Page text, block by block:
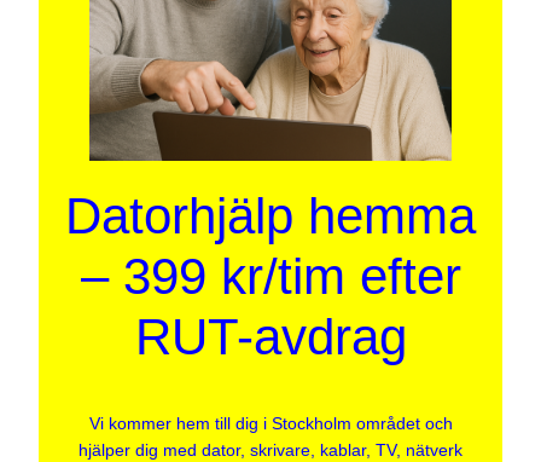
Datorhjälp hemma
– 399 kr/tim efter
RUT-avdrag
Vi kommer hem till dig i Stockholm området och
hjälper dig med dator, skrivare, kablar, TV, nätverk